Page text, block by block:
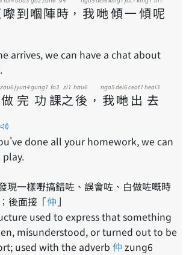
嚟到嗰陣時 ， 我哋傾一傾呢
arrives, we can have a chat about
做
zou6
完
jyun4
功
gung1
課
fo3
之
zi1
後
hau6
， 我
ngo5
哋
dei6
出
ceot1
去
heoi3
done all your homework, we can
後面接「仲 」
misunderstood, or turned out to be
used with the adverb 仲 zung6